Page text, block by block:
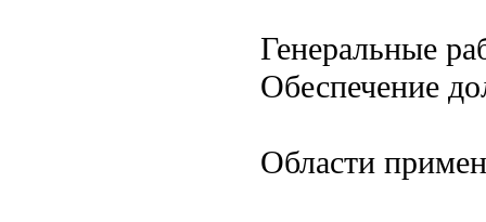
Генеральные
Обеспечение
Области